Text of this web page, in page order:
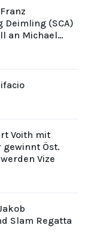
Deimling (SCA)
an Michael
Voith mit
Öst.
Vize
Slam Regatta